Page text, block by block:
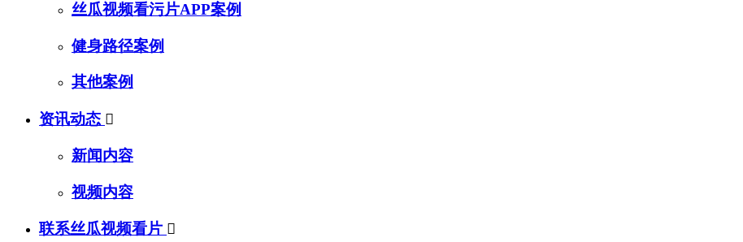
丝瓜视频看污片APP案例
健身路径案例
其他案例
资讯动态 
新闻内容
视频内容
联系丝瓜视频看片 